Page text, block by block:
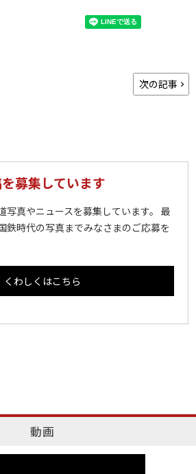
次の記事
募集しています
写真やニュースを募集しています。 最
鉄時代の写真までみなさまのご応募を
くわしくはこちら
動画